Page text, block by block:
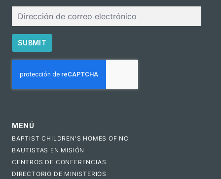
electrónico
SUBMIT
MENÚ
BAPTIST CHILDREN'S HOMES OF NC
BAUTISTAS EN MISIÓN
CENTROS DE CONFERENCIAS
DIRECTORIO DE MINISTERIOS